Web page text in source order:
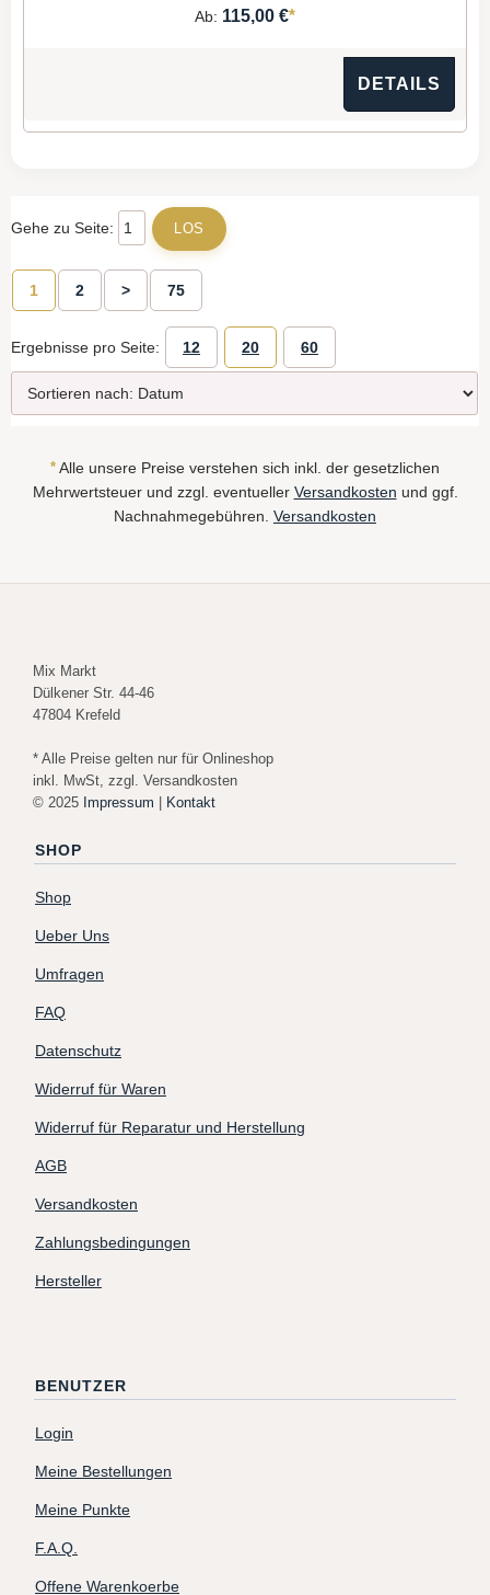
Ab: 115,00 €*
DETAILS
Gehe zu Seite:
1 2 > 75
Ergebnisse pro Seite: 12 20 60
* Alle unsere Preise verstehen sich inkl. der gesetzlichen
Mehrwertsteuer und zzgl. eventueller Versandkosten und ggf.
Nachnahmegebühren. Versandkosten
Mix Markt
Dülkener Str. 44-46
47804 Krefeld
* Alle Preise gelten nur für Onlineshop
inkl. MwSt, zzgl. Versandkosten
© 2025 Impressum | Kontakt
SHOP
Shop
Ueber Uns
Umfragen
FAQ
Datenschutz
Widerruf für Waren
Widerruf für Reparatur und Herstellung
AGB
Versandkosten
Zahlungsbedingungen
Hersteller
BENUTZER
Login
Meine Bestellungen
Meine Punkte
F.A.Q.
Offene Warenkoerbe